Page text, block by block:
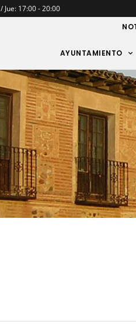
Jue: 17:00 - 20:00
AYUNTAMIENTO